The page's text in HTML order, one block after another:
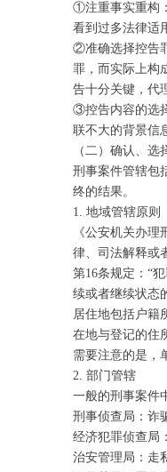
①注重事实重构
看到过多法律适
②准确选择控告
罪，而实际上构
告十分关键，代
③控告内容的选
联不大的背景信
（二）确认、选
刑事案件管辖包
终的结果。
1. 地域管辖原则
《公安机关办
律、司法解释或
第16条规定：“
续或者继续状态
居住地包括户籍
在地与登记的住
需要注意的是，
2. 部门管辖
一般的刑事案件
刑事侦查局：诈
经济犯罪侦查局
治安管理局：走